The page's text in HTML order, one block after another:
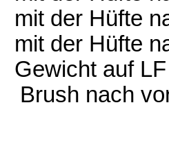
mit der Hüfte
mit der Hüfte
Gewicht auf LF
Brush nach